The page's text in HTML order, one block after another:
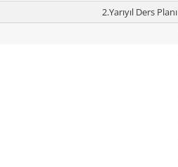
2.Yarıyıl Ders Planı